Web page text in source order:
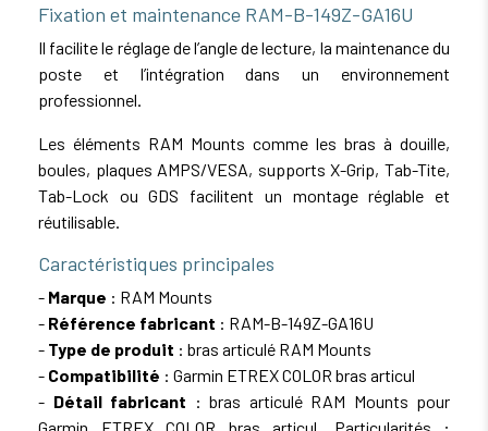
Fixation et maintenance RAM-B-149Z-GA16U
Il facilite le réglage de l’angle de lecture, la maintenance du
poste et l’intégration dans un environnement
professionnel.
Les éléments RAM Mounts comme les bras à douille,
boules, plaques AMPS/VESA, supports X-Grip, Tab-Tite,
Tab-Lock ou GDS facilitent un montage réglable et
réutilisable.
Caractéristiques principales
- Marque : RAM Mounts
- Référence fabricant : RAM-B-149Z-GA16U
- Type de produit : bras articulé RAM Mounts
- Compatibilité : Garmin ETREX COLOR bras articul
- Détail fabricant : bras articulé RAM Mounts pour
Garmin ETREX COLOR bras articul. Particularités :